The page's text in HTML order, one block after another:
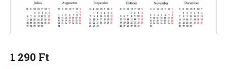
1 290 Ft